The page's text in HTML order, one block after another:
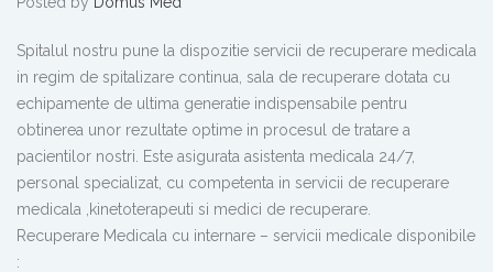
Spitalul nostru pune la dispozitie servicii de recuperare medicala
in regim de spitalizare continua, sala de recuperare dotata cu
echipamente de ultima generatie indispensabile pentru
obtinerea unor rezultate optime in procesul de tratare a
pacientilor nostri. Este asigurata asistenta medicala 24/7,
personal specializat, cu competenta in servicii de recuperare
medicala ,kinetoterapeuti si medici de recuperare.
Recuperare Medicala cu internare – servicii medicale disponibile
: